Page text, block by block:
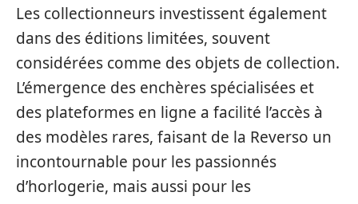
Les collectionneurs investissent également
dans des éditions limitées, souvent
considérées comme des objets de collection.
L’émergence des enchères spécialisées et
des plateformes en ligne a facilité l’accès à
des modèles rares, faisant de la Reverso un
incontournable pour les passionnés
d’horlogerie, mais aussi pour les